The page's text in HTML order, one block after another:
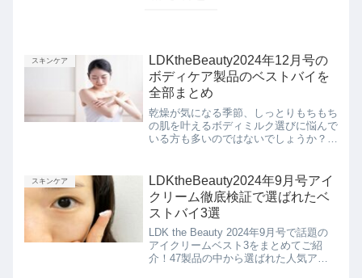
スキンケア
LDKtheBeauty2024年12月号の
ボディケア製品のベストバイを
全部まとめ
乾燥が気になる季節、しっとりもちもち
の肌を叶えるボディミルク選びに悩んで
いる方も多いのではないでしょうか？
ィミルク、ボディクリーム、ボディロー
ションのベストバイをまとめてご紹介し
ていきます！
スキンケア
LDKtheBeauty2024年9月号アイ
クリーム徹底検証で選ばれたベ
ストバイ3選
LDK the Beauty 2024年9月号で話題の
アイクリームベスト3をまとめてご紹
介！47製品の中から選ばれた人気アイ